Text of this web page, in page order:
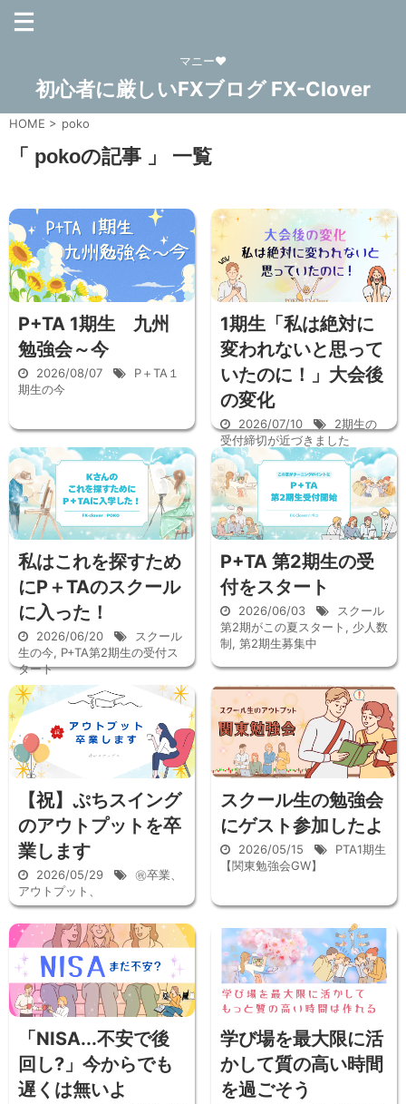
マニー❤
初心者に厳しいFXブログ FX-Clover
HOME > poko
「 pokoの記事 」 一覧
P+TA 1期生 九州
勉強会～今
2026/08/07
P＋TA１
期生の今
1期生「私は絶対に
変われないと思って
いたのに！」大会後
の変化
2026/07/10
2期生の
受付締切が近づきました
私はこれを探すため
にP＋TAのスクール
に入った！
2026/06/20
スクール
生の今, P+TA第2期生の受付ス
タート
P+TA 第2期生の受
付をスタート
2026/06/03
スクール
第2期がこの夏スタート , 少人数
制, 第2期生募集中
【祝】ぷちスイング
のアウトプットを卒
業します
2026/05/29
㊗卒業、
アウトプット、
スクール生の勉強会
にゲスト参加したよ
2026/05/15
PTA1期生
【関東勉強会GW】
「NISA...不安で後
回し?」今からでも
遅くは無いよ
学び場を最大限に活
かして質の高い時間
を過ごそう